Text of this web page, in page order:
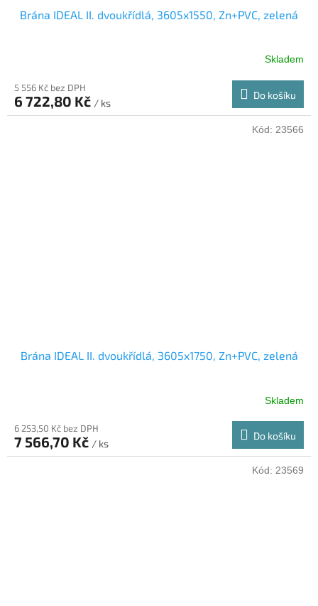
Brána IDEAL II. dvoukřídlá, 3605x1550, Zn+PVC, zelená
Skladem
5 556 Kč bez DPH
6 722,80 Kč / ks
Do košíku
Brána IDEAL II. dvoukřídlá, 3605x1750, Zn+PVC, zelená
Skladem
6 253,50 Kč bez DPH
7 566,70 Kč / ks
Do košíku
Kód: 23566
Kód: 23569